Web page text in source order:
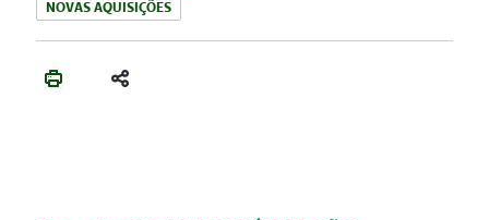
NOVAS AQUISIÇÕES